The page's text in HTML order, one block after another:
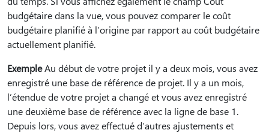
budgétaire dans la vue, vous pouvez comparer le coût
budgétaire planifié à l’origine par rapport au coût budgétaire
actuellement planifié.
ExempleAu début de votre projet il y a deux mois, vous avez
enregistré une base de référence de projet. Il y a un mois,
l’étendue de votre projet a changé et vous avez enregistré
une deuxième base de référence avec la ligne de base 1.
Depuis lors, vous avez effectué d’autres ajustements et